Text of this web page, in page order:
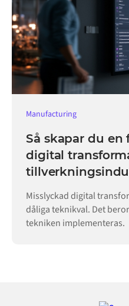
Manufacturing
Så skapar du en
digital
Misslyckad digital
dåliga teknikval. Det
tekniken implementeras.